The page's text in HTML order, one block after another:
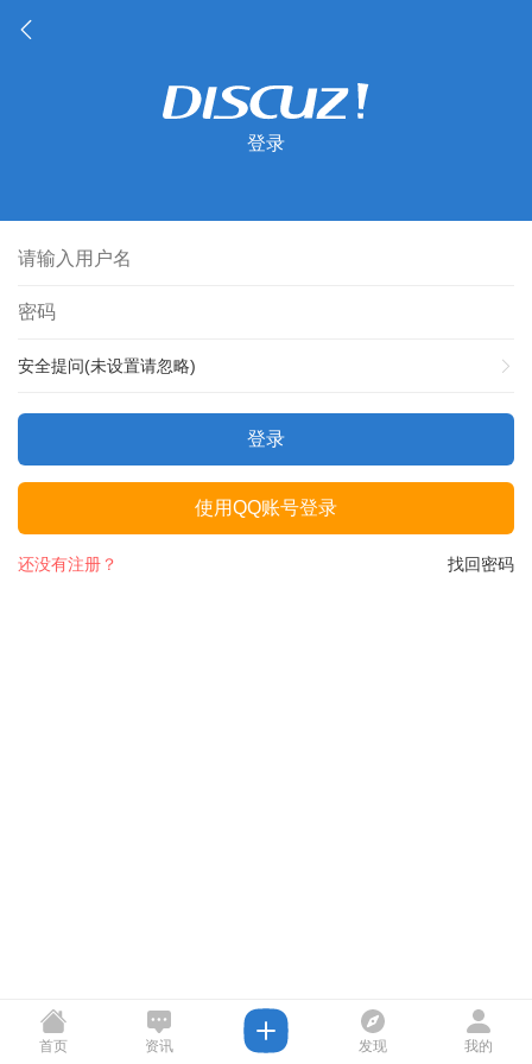
登录
安全提问(未设置请忽略)
登录
使用QQ账号登录
找回密码
还没有注册？
首页 资讯 发现 我的